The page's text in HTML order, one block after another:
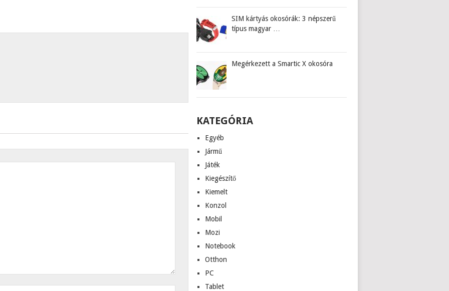
SIM kártyás okosórák: 3 népszerű
típus magyar …
Megérkezett a Smartic X okosóra
KATEGÓRIA
Egyéb
Jármű
Játék
Kiegészítő
Kiemelt
Konzol
Mobil
Mozi
Notebook
Otthon
PC
Tablet